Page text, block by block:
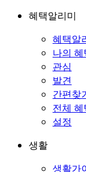
혜택알리미
혜택알
나의 혜
관심
발견
간편찾
전체 혜
설정
생활
생활가